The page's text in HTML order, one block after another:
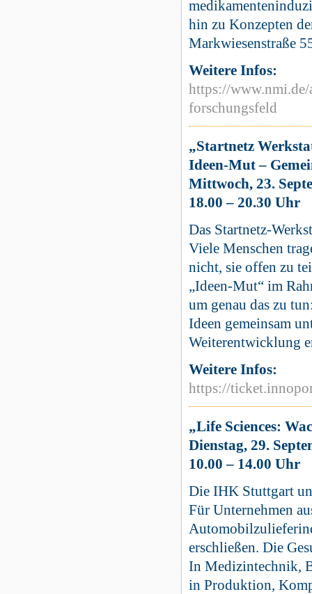
hin zu Konzepten
Markwiesenstraße
Weitere Infos:
https://
forschungsfeld
„Startnetz
Ideen-Mut –
Mittwoch, 23.
18.00 – 20.30 Uhr
Das Startnetz-
Viele Menschen
nicht, sie offen zu
„Ideen-Mut“ im
um genau das zu
Ideen gemeinsam
Weiterentwicklung
Weitere Infos:
https://
„Life Sciences:
Dienstag, 29.
10.00 – 14.00 Uhr
Die IHK Stuttgart
Für Unternehmen
erschließen. Die
In Medizintechnik,
in Produktion,